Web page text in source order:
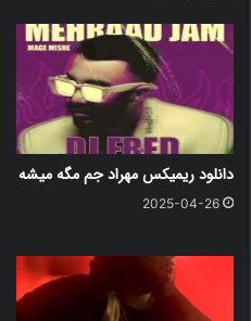
دانلود ریمیکس مهراد جم مگه میشه
2025-04-26